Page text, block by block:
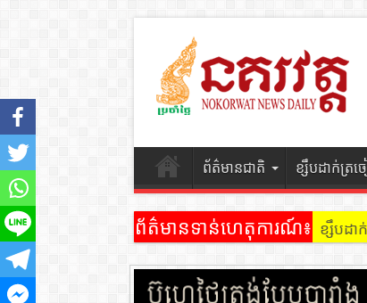
ព័ត៌មានជាតិ ខ្សឹបដាក់ត្រ
ព័ត៌មានទាន់ហេតុការណ៍៖ ខ្សឹបដ